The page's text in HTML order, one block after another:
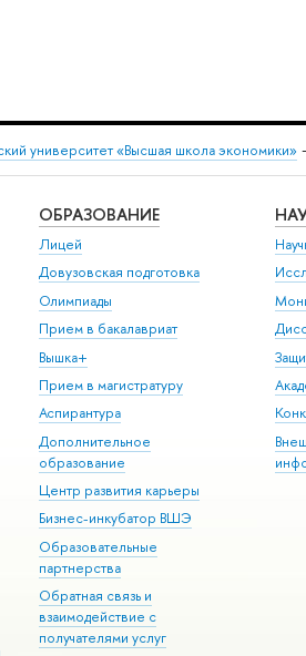
университет «Высшая школа экономики»
ОБРАЗОВАНИЕ
Лицей
Довузовская подготовка
Олимпиады
Прием в бакалавриат
Вышка+
Прием в магистратуру
Аспирантура
Дополнительное
образование
Центр развития карьеры
Бизнес-инкубатор ВШЭ
Образовательные
партнерства
Обратная связь и
взаимодействие с
получателями услуг